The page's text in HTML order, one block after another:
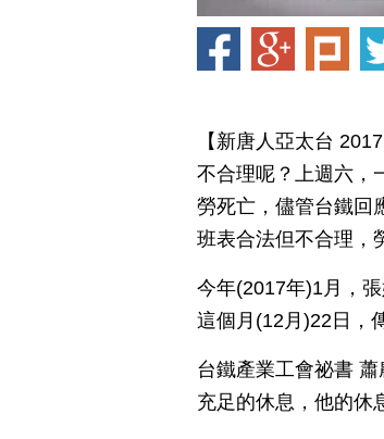
【新唐人亞太台
不合理呢？上週六，
勞死亡，儘管台鐵回
班表合法但不合理，
今年(2017年)1月，
這個月(12月)22日，
台鐵產業工會祕書
充足的休息，他的休